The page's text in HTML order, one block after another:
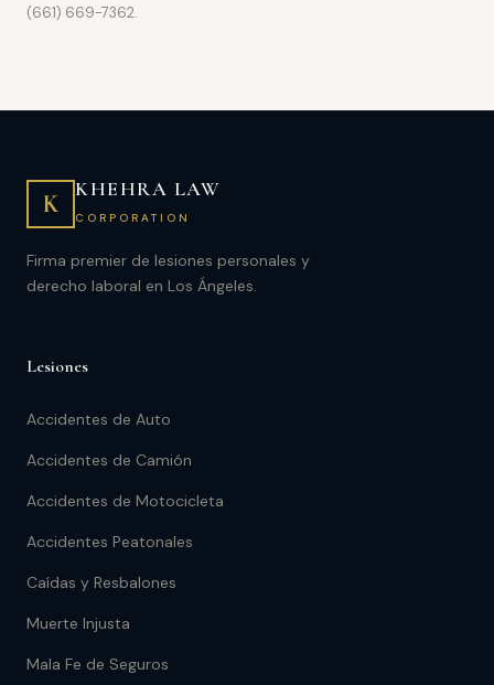
(661) 669-7362.
K
KHEHRA LAW
CORPORATION
Firma premier de lesiones personales y
derecho laboral en Los Ángeles.
Lesiones
Accidentes de Auto
Accidentes de Camión
Accidentes de Motocicleta
Accidentes Peatonales
Caídas y Resbalones
Muerte Injusta
Mala Fe de Seguros